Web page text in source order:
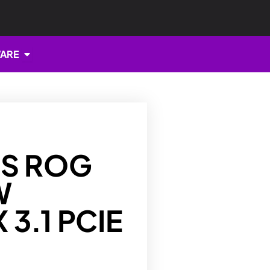
Open HARDWARE
ROG
3.1 PCIE